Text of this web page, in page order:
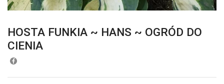
HOSTA FUNKIA ~ HANS ~ OGRÓD DO
CIENIA